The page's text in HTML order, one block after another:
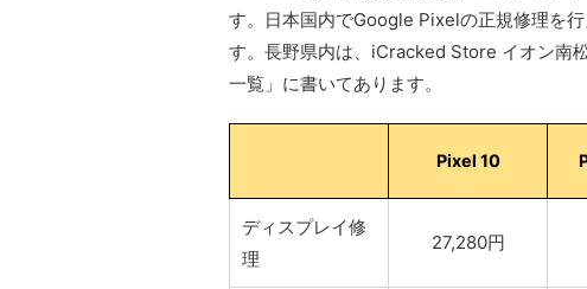
す。日本国内でGoogle Pixelの正規修理を
す。長野県内は、iCracked Store イオン南
一覧」に書いてあります。
Pixel 10
ディスプレイ修
理
27,280円